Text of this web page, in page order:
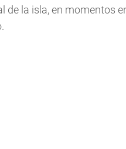
de la isla, en momentos